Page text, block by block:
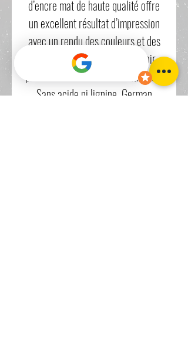
d’encre mat de haute qualité offre
un excellent résultat d’impression
avec un rendu des couleurs et des
détails impressionnants, un noir
profond et les meilleurs contrastes.
Sans acide ni lignine, German